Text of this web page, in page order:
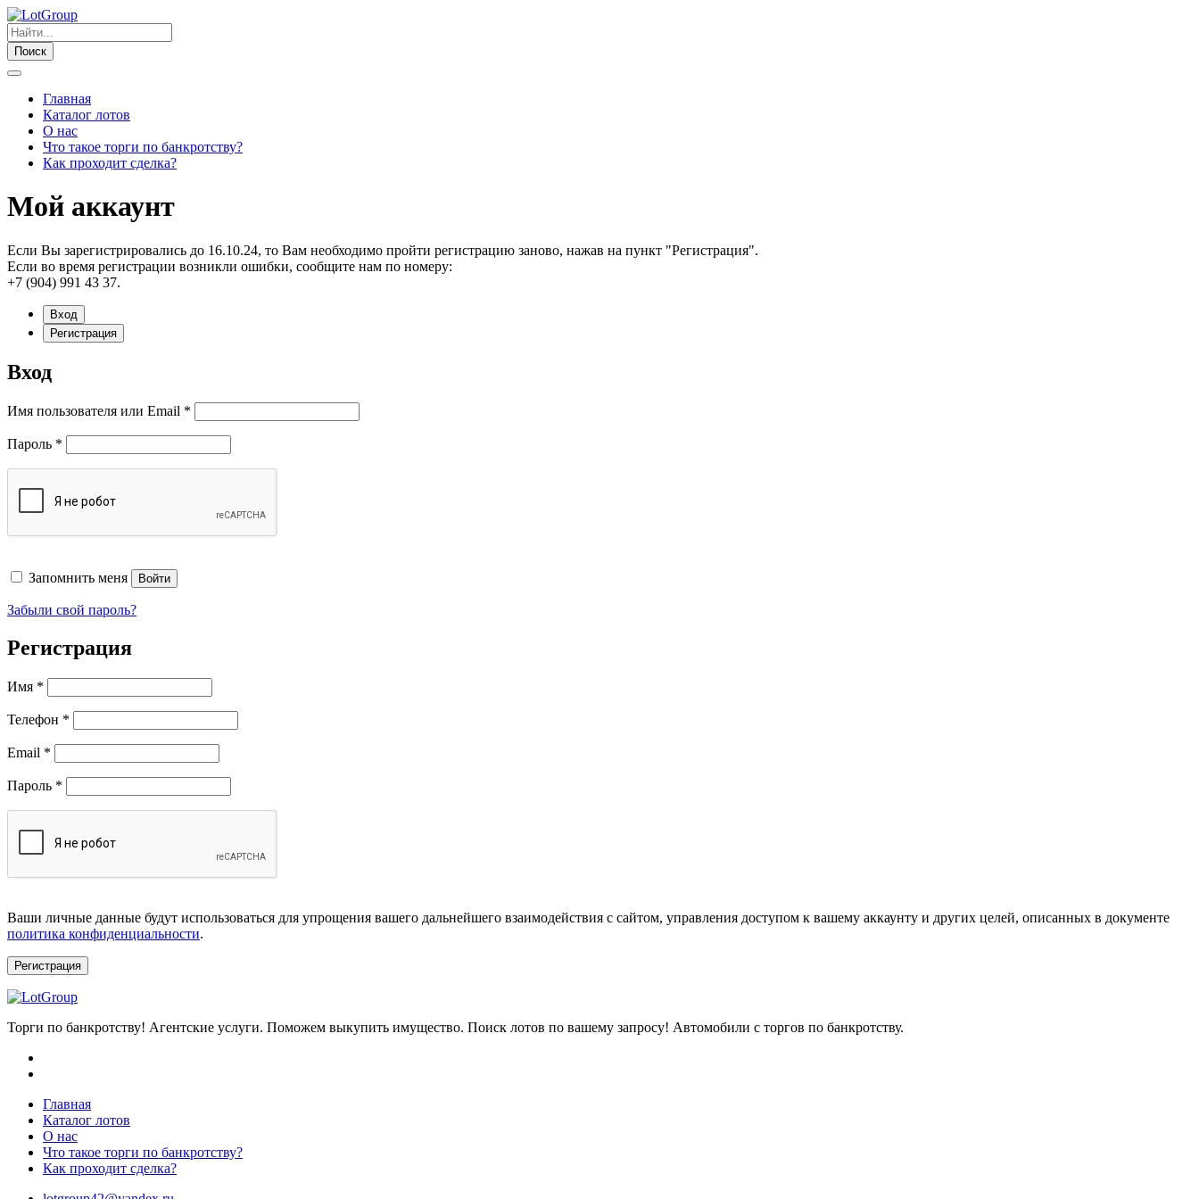
Поиск
Главная
Каталог лотов
О нас
Что такое торги по банкротству?
Как проходит сделка?
Мой аккаунт
Если Вы зарегистрировались до 16.10.24, то Вам необходимо пройти регистрацию заново, нажав на пункт "Регистрация".
Если во время регистрации возникли ошибки, сообщите нам по номеру:
+7 (904) 991 43 37.
Вход
Регистрация
Вход
Имя пользователя или Email *
Пароль *
Запомнить меня Войти
Забыли свой пароль?
Регистрация
Имя *
Телефон *
Email *
Пароль *
Ваши личные данные будут использоваться для упрощения вашего дальнейшего взаимодействия с сайтом, управления доступом к вашему аккаунту и других целей, описанных в документе
политика конфиденциальности.
Регистрация
Торги по банкротству! Агентские услуги. Поможем выкупить имущество. Поиск лотов по вашему запросу! Автомобили с торгов по банкротству.
Главная
Каталог лотов
О нас
Что такое торги по банкротству?
Как проходит сделка?